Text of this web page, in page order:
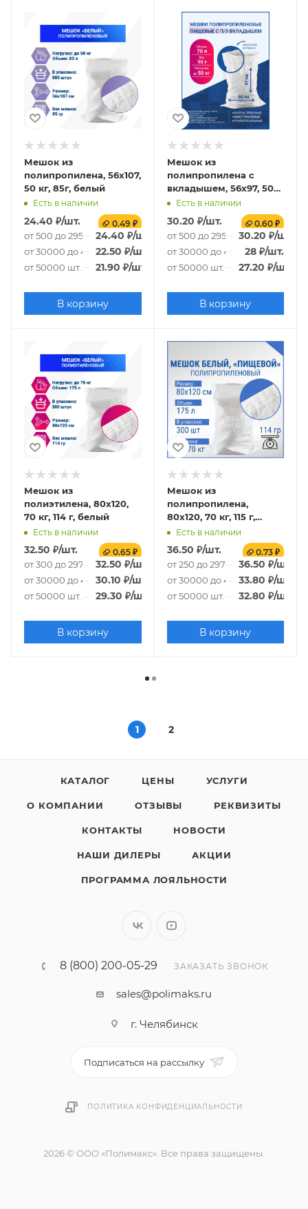
Мешок из
полипропилена, 56x107,
50 кг, 85г, белый
Есть в наличии
24.40 ₽/шт. 0.49 ₽
от 500 до 29500 шт.
24.40 ₽/шт.
от 30000 до 49500 шт.
22.50 ₽/шт.
от 50000 шт. 21.90 ₽/шт.
В корзину
Мешок из
полипропилена с
вкладышем, 56x97, 50
кг, 90г
Есть в наличии
30.20 ₽/шт. 0.60 ₽
от 500 до 29500 шт.
30.20 ₽/шт.
от 30000 до 49500 шт.
28 ₽/шт.
от 50000 шт. 27.20 ₽/шт.
В корзину
Мешок из
полиэтилена, 80x120,
70 кг, 114 г, белый
Есть в наличии
32.50 ₽/шт. 0.65 ₽
от 300 до 29700 шт.
32.50 ₽/шт.
от 30000 до 49700 шт.
30.10 ₽/шт.
от 50000 шт. 29.30 ₽/шт.
В корзину
Мешок из
полипропилена,
80x120, 70 кг, 115 г,
белый
Есть в наличии
36.50 ₽/шт. 0.73 ₽
от 250 до 29750 шт.36.50 ₽/шт.
от 30000 до 49750 шт.
33.80 ₽/шт.
от 50000 шт. 32.80 ₽/шт.
В корзину
1 2
КАТАЛОГ ЦЕНЫ УСЛУГИ
О КОМПАНИИ ОТЗЫВЫ РЕКВИЗИТЫ
КОНТАКТЫ НОВОСТИ
НАШИ ДИЛЕРЫ АКЦИИ
ПРОГРАММА ЛОЯЛЬНОСТИ
8 (800) 200-05-29 ЗАКАЗАТЬ ЗВОНОК
sales@polimaks.ru
г. Челябинск
Подписаться на рассылку
ПОЛИТИКА КОНФИДЕНЦИАЛЬНОСТИ
2026 © ООО «Полимакс». Все права защищены.